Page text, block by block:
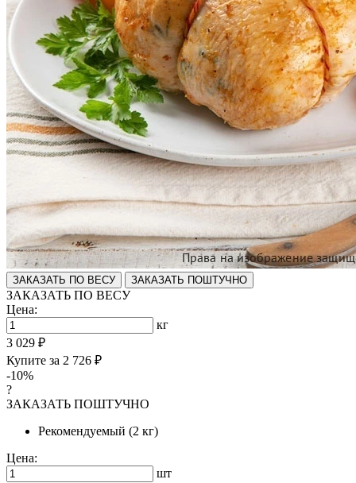
ЗАКАЗАТЬ ПО ВЕСУ ЗАКАЗАТЬ ПОШТУЧНО
ЗАКАЗАТЬ ПО ВЕСУ
Цена:
кг
3 029 ₽
Купите за 2 726 ₽
-10%
?
ЗАКАЗАТЬ ПОШТУЧНО
Рекомендуемый (2 кг)
Цена:
шт